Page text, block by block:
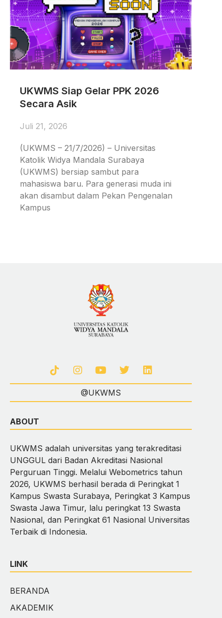
UKWMS Siap Gelar PPK 2026
Secara Asik
Juli 21, 2026
(UKWMS – 21/7/2026) – Universitas
Katolik Widya Mandala Surabaya
(UKWMS) bersiap sambut para
mahasiswa baru. Para generasi muda ini
akan disambut dalam Pekan Pengenalan
Kampus
@UKWMS
ABOUT
UKWMS adalah universitas yang terakreditasi
UNGGUL dari Badan Akreditasi Nasional
Perguruan Tinggi. Melalui Webometrics tahun
2026, UKWMS berhasil berada di Peringkat 1
Kampus Swasta Surabaya, Peringkat 3 Kampus
Swasta Jawa Timur, lalu peringkat 13 Swasta
Nasional, dan Peringkat 61 Nasional Universitas
Terbaik di Indonesia.
LINK
BERANDA
AKADEMIK